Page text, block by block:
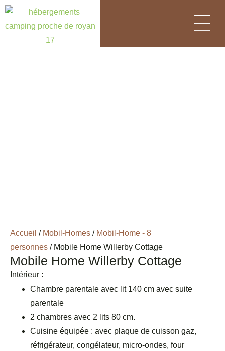
Accueil / Mobil-Homes / Mobil-Home - 8
personnes / Mobile Home Willerby Cottage
Mobile Home Willerby Cottage
Intérieur :
Chambre parentale avec lit 140 cm avec suite
parentale
2 chambres avec 2 lits 80 cm.
Cuisine équipée : avec plaque de cuisson gaz,
réfrigérateur, congélateur, micro-ondes, four
Panneau de gestion des cookies